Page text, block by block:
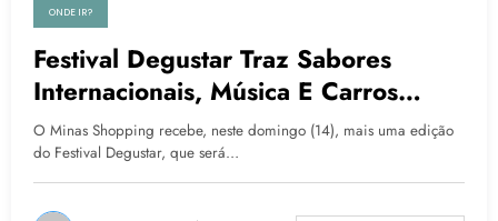
ONDE IR?
Festival Degustar Traz Sabores
Internacionais, Música E Carros
Antigos A BH Neste Domingo (14)
O Minas Shopping recebe, neste domingo (14), mais uma edição
do Festival Degustar, que será…